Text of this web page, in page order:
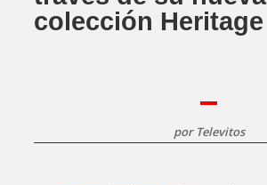
colección Heritage
por Televitos